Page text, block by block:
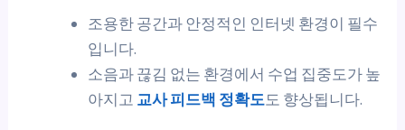
조용한 공간과 안정적인 인터넷 환경이 필수
입니다.
소음과 끊김 없는 환경에서 수업 집중도가 높
아지고 교사 피드백 정확도도 향상됩니다.